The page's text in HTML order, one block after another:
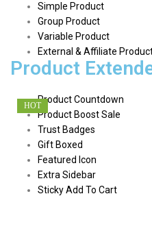
Simple Product
Group Product
Variable Product
External & Affiliate
Product
Product Countdown
Product Boost Sale
HOT
Trust Badges
Gift Boxed
Featured Icon
Extra Sidebar
Sticky Add To Cart
HOT